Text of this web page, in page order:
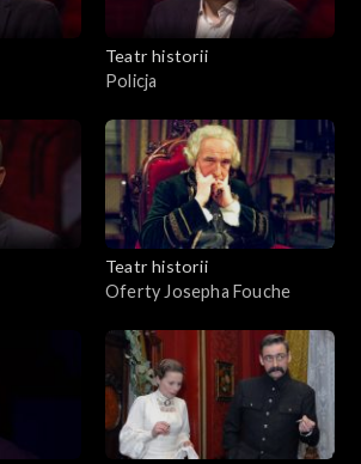
Teatr historii
Policja
Teatr historii
Oferty Josepha Fouche